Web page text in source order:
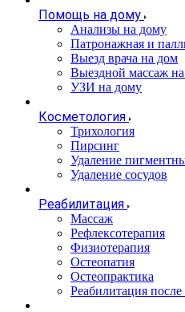
Помощь на дому
Анализы на дому
Патронажная и
Выезд врача на дом
Выездной массаж
УЗИ на дому
Косметология
Трихология
Пирсинг
Удаление
Удаление сосудов
Реабилитация
Массаж
Рефлексотерапия
Физиотерапия
Остеопатия
Остеопрактика
Реабилитация